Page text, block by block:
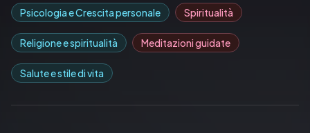
Psicologia e Crescita personale Spiritualità
Religione e spiritualità Meditazioni guidate
Salute e stile di vita